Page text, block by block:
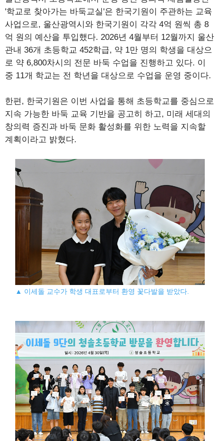
'학교로 찾아가는 바둑교실'은 한국기원이 주관하는 교육
사업으로, 울산광역시와 한국기원이 각각 4억 원씩 총 8
억 원의 예산을 투입했다. 2026년 4월부터 12월까지 울산
관내 36개 초등학교 452학급, 약 1만 명의 학생을 대상으
로 약 6,800차시의 전문 바둑 수업을 진행하고 있다. 이
중 11개 학교는 전 학년을 대상으로 수업을 운영 중이다.
한편, 한국기원은 이번 사업을 통해 초등학교를 중심으로
지속 가능한 바둑 교육 기반을 공고히 하고, 미래 세대의
창의력 증진과 바둑 문화 활성화를 위한 노력을 지속할
계획이라고 밝혔다.
▲ 이세돌 교수가 학생 대표로부터 환영 꽃다발을 받았다.